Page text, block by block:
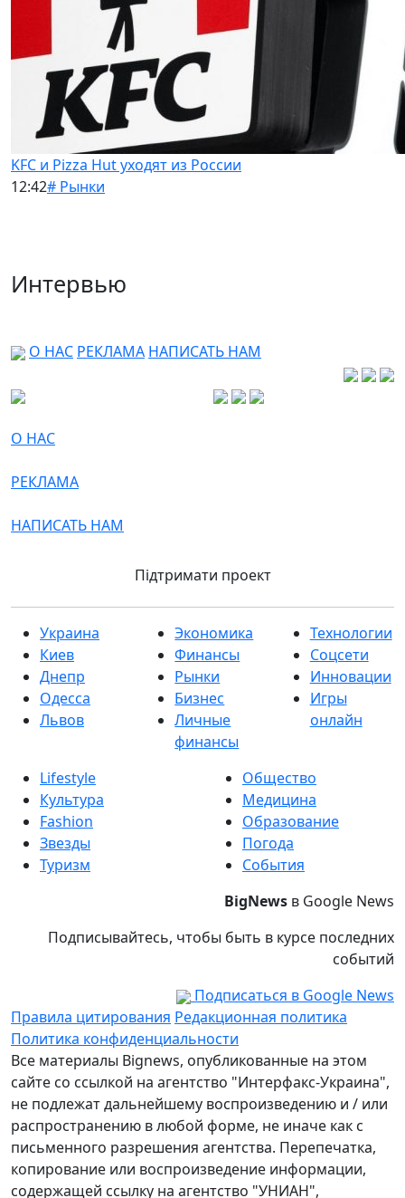
KFC и Pizza Hut уходят из России
12:42# Рынки
Интервью
О НАС РЕКЛАМА НАПИСАТЬ НАМ
О НАС
РЕКЛАМА
НАПИСАТЬ НАМ
Підтримати проект
Украина
Киев
Днепр
Одесса
Львов
Экономика
Финансы
Рынки
Бизнес
Личные
финансы
Технологии
Соцсети
Инновации
Игры
онлайн
Lifestyle
Культура
Fashion
Звезды
Туризм
Общество
Медицина
Образование
Погода
События
BigNews в Google News
Подписывайтесь, чтобы быть в курсе последних
событий
Подписаться в Google News
Правила цитирования Редакционная политика
Политика конфиденциальности
Все материалы Bignews, опубликованные на этом
сайте со ссылкой на агентство "Интерфакс-Украина",
не подлежат дальнейшему воспроизведению и / или
распространению в любой форме, не иначе как с
письменного разрешения агентства. Перепечатка,
копирование или воспроизведение информации,
содержащей ссылку на агентство "УНИАН",